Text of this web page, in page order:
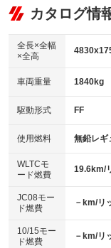
リフトアップ
：装備なし
：装備なし
パワーウィンドウ
アイドリングストップ
：装備なし
USB入力端子
：装備あり
100V電源
：装備なし
センターデフロック
：装備なし
電動格納ミラー
：装備あり
ビジュアル
：装備なし
：装備あり
革シート
キーレス
HID(キセノンライト)
：装備なし
バックカメラ
：装備あり
エアロ
：装備なし
：装備なし
パワーシート
ベンチシート
：装備なし
カタログ情
全長×全幅
×全高
車両重量 1840kg
駆動形式 FF
使用燃料 無鉛レギ
WLTCモ
ード燃費
19.6km/
JC08モー
ド燃費
－km/リ
10/15モー
ド燃費
－km/リ